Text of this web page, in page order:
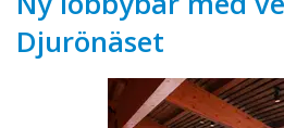
Djurönäset